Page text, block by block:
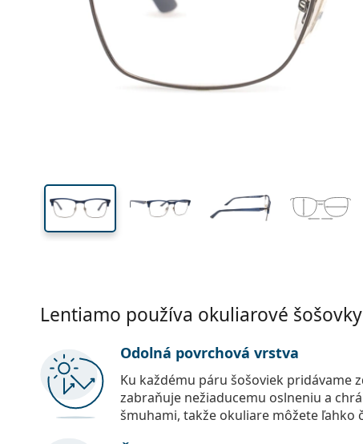
41 mm
Výška očnice Šírka očnice
Lentiamo používa okuliarové
Odolná povrchová vrstva
Ku každému páru šošoviek pridávame
zabraňuje nežiaducemu oslneniu a
šmuhami, takže okuliare môžete ľahko